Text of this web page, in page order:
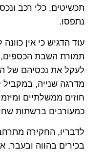
תכשיטים, כלי רכב
נתפסו.
עוד הדגיש כי אין
תמורת השבת
לעקל את נכסיהם של
מדרגה שנייה,
חוזים ממשלתיים
כמעורבים ברשתות
לדבריו, החקירה
בכירים בהווה ובעבר,